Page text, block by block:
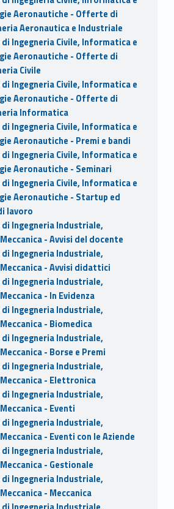
Aeronautiche - Offerte di
Aeronautica e Industriale
Ingegneria Civile, Informatica e
Aeronautiche - Offerte di
Civile
Ingegneria Civile, Informatica e
Aeronautiche - Offerte di
Informatica
Ingegneria Civile, Informatica e
Aeronautiche - Premi e bandi
Ingegneria Civile, Informatica e
Aeronautiche - Seminari
Ingegneria Civile, Informatica e
Aeronautiche - Startup ed
lavoro
Ingegneria Industriale,
- Avvisi del docente
Ingegneria Industriale,
- Avvisi didattici
Ingegneria Industriale,
- In Evidenza
Ingegneria Industriale,
- Biomedica
Ingegneria Industriale,
- Borse e Premi
Ingegneria Industriale,
- Elettronica
Ingegneria Industriale,
- Eventi
Ingegneria Industriale,
- Eventi con le Aziende
Ingegneria Industriale,
- Gestionale
Ingegneria Industriale,
- Meccanica